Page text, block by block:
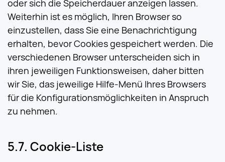
oder sich die Speicherdauer anzeigen lassen.
Weiterhin ist es möglich, Ihren Browser so
einzustellen, dass Sie eine Benachrichtigung
erhalten, bevor Cookies gespeichert werden. Die
verschiedenen Browser unterscheiden sich in
ihren jeweiligen Funktionsweisen, daher bitten
wir Sie, das jeweilige Hilfe-Menü Ihres Browsers
für die Konfigurationsmöglichkeiten in Anspruch
zu nehmen.
Cookie-Liste